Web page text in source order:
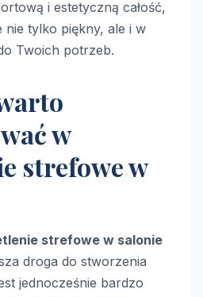
i estetyczną całość,
nie tylko piękny, ale i w
Twoich potrzeb.
w
strefowe w
strefowe w salonie
droga do stworzenia
jednocześnie bardzo